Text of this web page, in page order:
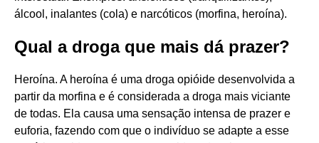
álcool, inalantes (cola) e narcóticos (morfina, heroína).
Qual a droga que mais dá prazer?
Heroína. A heroína é uma droga opióide desenvolvida a
partir da morfina e é considerada a droga mais viciante
de todas. Ela causa uma sensação intensa de prazer e
euforia, fazendo com que o indivíduo se adapte a esse